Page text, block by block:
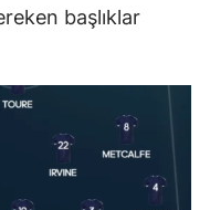
başlıklar